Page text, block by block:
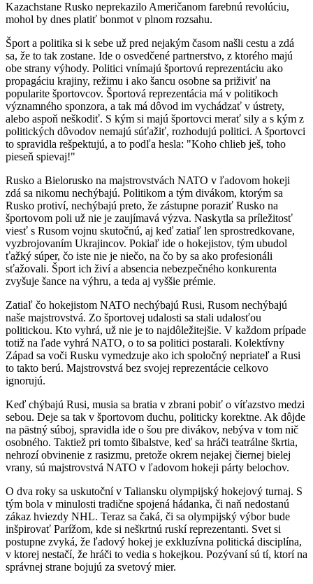
Kazachstane Rusko neprekazilo Američanom farebnú revolúciu,
mohol by dnes platiť bonmot v plnom rozsahu.
Šport a politika si k sebe už pred nejakým časom našli cestu a zdá
sa, že to tak zostane. Ide o osvedčené partnerstvo, z ktorého majú
obe strany výhody. Politici vnímajú športovú reprezentáciu ako
propagáciu krajiny, režimu i ako šancu osobne sa priživiť na
popularite športovcov. Športová reprezentácia má v politikoch
významného sponzora, a tak má dôvod im vychádzať v ústrety,
alebo aspoň neškodiť. S kým si majú športovci merať sily a s kým z
politických dôvodov nemajú súťažiť, rozhodujú politici. A športovci
to spravidla rešpektujú, a to podľa hesla: "Koho chlieb ješ, toho
pieseň spievaj!"
Rusko a Bielorusko na majstrovstvách NATO v ľadovom hokeji
zdá sa nikomu nechýbajú. Politikom a tým divákom, ktorým sa
Rusko protiví, nechýbajú preto, že zástupne poraziť Rusko na
športovom poli už nie je zaujímavá výzva. Naskytla sa príležitosť
viesť s Rusom vojnu skutočnú, aj keď zatiaľ len sprostredkovane,
vyzbrojovaním Ukrajincov. Pokiaľ ide o hokejistov, tým ubudol
ťažký súper, čo iste nie je niečo, na čo by sa ako profesionáli
sťažovali. Šport ich živí a absencia nebezpečného konkurenta
zvyšuje šance na výhru, a teda aj vyššie prémie.
Zatiaľ čo hokejistom NATO nechýbajú Rusi, Rusom nechýbajú
naše majstrovstvá. Zo športovej udalosti sa stali udalosťou
politickou. Kto vyhrá, už nie je to najdôležitejšie. V každom prípade
totiž na ľade vyhrá NATO, o to sa politici postarali. Kolektívny
Západ sa voči Rusku vymedzuje ako ich spoločný nepriateľ a Rusi
to takto berú. Majstrovstvá bez svojej reprezentácie celkovo
ignorujú.
Keď chýbajú Rusi, musia sa bratia v zbrani pobiť o víťazstvo medzi
sebou. Deje sa tak v športovom duchu, politicky korektne. Ak dôjde
na pästný súboj, spravidla ide o šou pre divákov, nebýva v tom nič
osobného. Taktiež pri tomto šibalstve, keď sa hráči teatrálne škrtia,
nehrozí obvinenie z rasizmu, pretože okrem nejakej čiernej bielej
vrany, sú majstrovstvá NATO v ľadovom hokeji párty belochov.
O dva roky sa uskutoční v Taliansku olympijský hokejový turnaj. S
tým bola v minulosti tradične spojená hádanka, či naň nedostanú
zákaz hviezdy NHL. Teraz sa čaká, či sa olympijský výbor bude
inšpirovať Parížom, kde si neškrtnú ruskí reprezentanti. Svet si
postupne zvyká, že ľadový hokej je exkluzívna politická disciplína,
v ktorej nestačí, že hráči to vedia s hokejkou. Pozývaní sú tí, ktorí na
správnej strane bojujú za svetový mier.